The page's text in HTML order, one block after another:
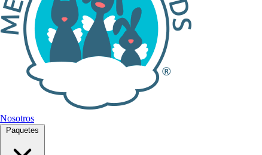
Nosotros
Paquetes